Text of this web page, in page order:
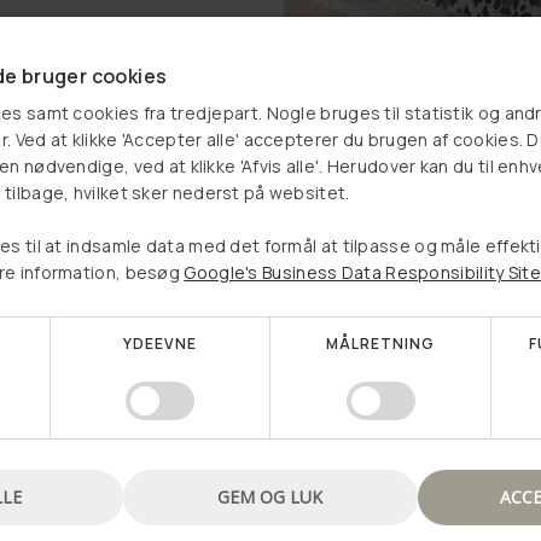
i skind - Cognac
LÆG I KURV
299,00 kr
Vælg et produkt, og se om
du har vundet en rabat
bruger cookies
samt cookies fra tredjepart. Nogle bruges til statistik og
at klikke 'Accepter alle' accepterer du brugen af cookies.
nødvendige, ved at klikke 'Afvis alle'. Herudover kan du til
hvilket sker nederst på websitet.
til at indsamle data med det formål at tilpasse og måle
information, besøg Google's Business Data Responsibility Site
YDEEVNE MÅLRETNING
GEM OG LUK